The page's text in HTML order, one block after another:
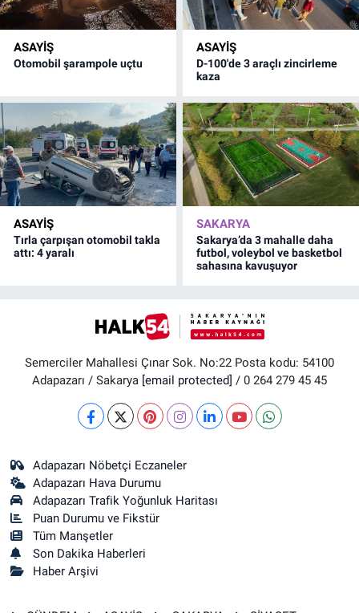
ASAYİŞ
Otomobil şarampole uçtu
ASAYİŞ
D-100'de 3 araçlı zincirleme
kaza
ASAYİŞ
Tırla çarpışan otomobil takla
attı: 4 yaralı
SAKARYA
Sakarya’da 3 mahalle daha
futbol, voleybol ve basketbol
sahasına kavuşuyor
Semerciler Mahallesi Çınar Sok. No:22 Posta kodu: 54100
Adapazarı / Sakarya [email protected] / 0 264 279 45 45
Adapazarı Nöbetçi Eczaneler
Adapazarı Hava Durumu
Adapazarı Trafik Yoğunluk Haritası
Puan Durumu ve Fikstür
Tüm Manşetler
Son Dakika Haberleri
Haber Arşivi